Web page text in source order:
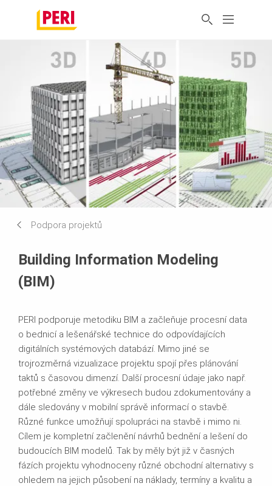
Podpora projektů
Building Information Modeling
(BIM)
PERI podporuje metodiku BIM a začleňuje procesní data
o bednicí a lešenářské technice do odpovídajících
digitálních systémových databází. Mimo jiné se
trojrozměrná vizualizace projektu spojí přes plánování
taktů s časovou dimenzí. Další procesní údaje jako např.
potřebné změny ve výkresech budou zdokumentovány a
dále sledovány v mobilní správě informací o stavbě.
Různé funkce umožňují spolupráci na stavbě i mimo ni.
Cílem je kompletní začlenění návrhů bednění a lešení do
budoucích BIM modelů. Tak by měly být již v časných
fázích projektu vyhodnoceny různé obchodní alternativy s
ohledem na jejich působení na náklady, termíny a kvalitu a